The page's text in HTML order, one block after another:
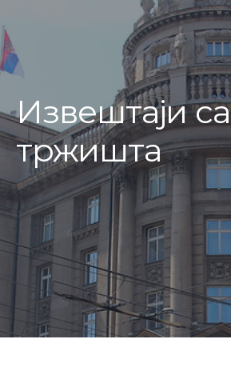
Извештаји са
тржишта